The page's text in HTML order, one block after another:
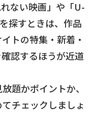
ない映画」や「U-
探すときは、作品
トの特集・新着・
認するほうが近道
題かポイントか、
チェックしましょ